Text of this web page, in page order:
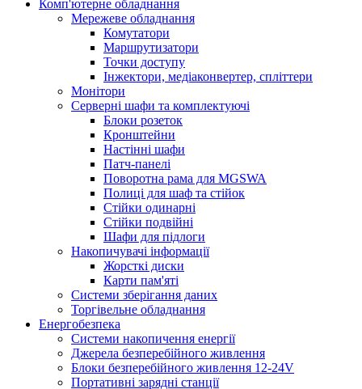
Комп'ютерне обладнання
Мережеве обладнання
Комутатори
Маршрутизатори
Точки доступу
Інжектори, медіаконвертер, спліттери
Монітори
Серверні шафи та комплектуючі
Блоки розеток
Кронштейни
Настінні шафи
Патч-панелі
Поворотна рама для MGSWA
Полиці для шаф та стійок
Стійки одинарні
Стійки подвійні
Шафи для підлоги
Накопичувачі інформації
Жорсткі диски
Карти пам'яті
Системи зберігання даних
Торгівельне обладнання
Енергобезпека
Системи накопичення енергії
Джерела безперебійного живлення
Блоки безперебійного живлення 12-24V
Портативні зарядні станції